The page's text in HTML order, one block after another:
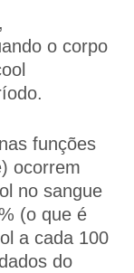
o corpo
funções
ocorrem
no sangue
(o que é
a cada 100
do